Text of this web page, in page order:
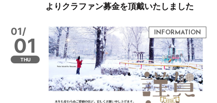
よりクラファン募金を頂戴いたしました
01/
01
THU